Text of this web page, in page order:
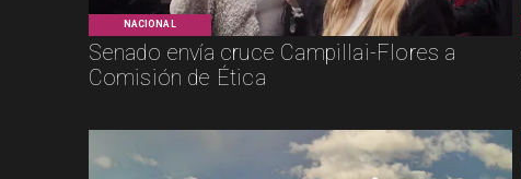
NACIONAL
Senado envía cruce Campillai-Flores a
Comisión de Ética